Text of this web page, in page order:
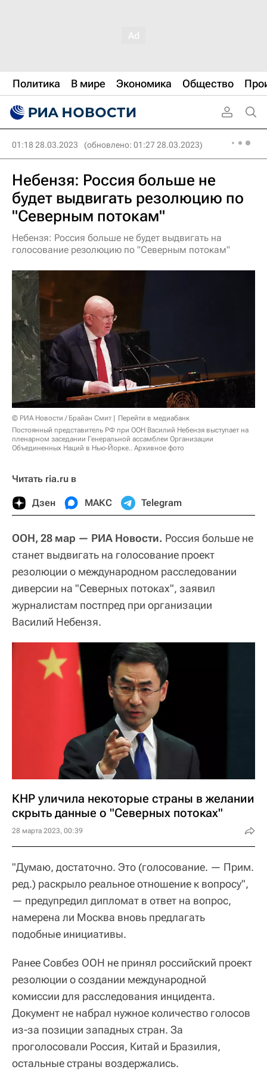
Политика В мире Экономика Общество
01:18 28.03.2023 (обновлено: 01:27 28.03.2023)
Небензя: Россия больше не
будет выдвигать резолюцию по
"Северным потокам"
Небензя: Россия больше не будет выдвигать на
голосование резолюцию по "Северным потокам"
© РИА Новости / Брайан Смит
Перейти в медиабанк
Постоянный представитель РФ при ООН Василий Небензя выступает на
пленарном заседании Генеральной ассамблеи Организации
Объединенных Наций в Нью-Йорке.. Архивное фото
Читать ria.ru в
Дзен МАКС Telegram
ООН, 28 мар — РИА Новости. Россия больше не
станет выдвигать на голосование проект
резолюции о международном расследовании
диверсии на "Северных потоках", заявил
журналистам постпред при организации
Василий Небензя.
КНР уличила некоторые страны в желании
скрыть данные о "Северных потоках"
28 марта 2023, 00:39
"Думаю, достаточно. Это (голосование. — Прим.
ред.) раскрыло реальное отношение к вопросу",
— предупредил дипломат в ответ на вопрос,
намерена ли Москва вновь предлагать
подобные инициативы.
Ранее Совбез ООН не принял российский проект
резолюции о создании международной
комиссии для расследования инцидента.
Документ не набрал нужное количество голосов
из-за позиции западных стран. За
проголосовали Россия, Китай и Бразилия,
остальные страны воздержались.